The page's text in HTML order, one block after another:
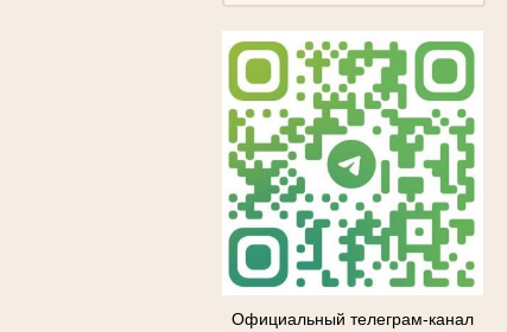
Официальный телеграм-канал